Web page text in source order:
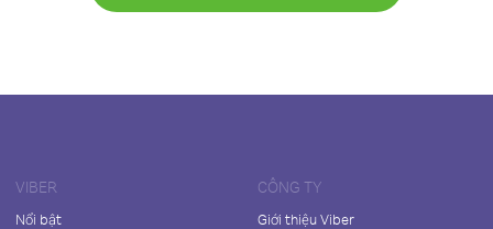
VIBER
Nổi bật
CÔNG TY
Giới thiệu Viber